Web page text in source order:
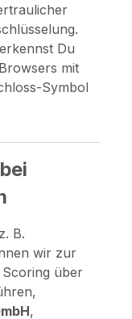
Du
mit
Symbol
B.
wir zur
Scoring über
,